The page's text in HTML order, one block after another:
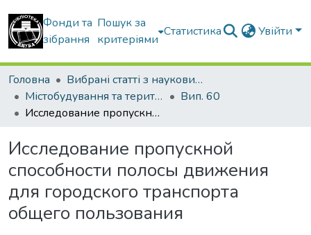
Фонди та
зібрання
Пошук за
критеріями
Статистика Увійти
Головна
Вибрані статті з наукових збірників КНУБА
Містобудування та територіальне планування
Вип. 60
Исследование пропускной способности полосы движения для городского транспорта общего пользования
Исследование пропускной
способности полосы движения
для городского транспорта
общего пользования